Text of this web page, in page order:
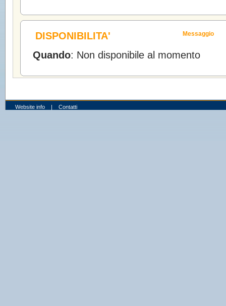
Messaggio
DISPONIBILITA'
Quando: Non disponibile al momento
Website info | Contatti